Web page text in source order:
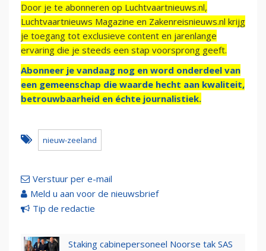
Door je te abonneren op Luchtvaartnieuws.nl,
Luchtvaartnieuws Magazine en Zakenreisnieuws.nl krijg
je toegang tot exclusieve content en jarenlange
ervaring die je steeds een stap voorsprong geeft.
Abonneer je vandaag nog en word onderdeel van
een gemeenschap die waarde hecht aan kwaliteit,
betrouwbaarheid en échte journalistiek.
nieuw-zeeland
Verstuur per e-mail
Meld u aan voor de nieuwsbrief
Tip de redactie
Staking cabinepersoneel Noorse tak SAS